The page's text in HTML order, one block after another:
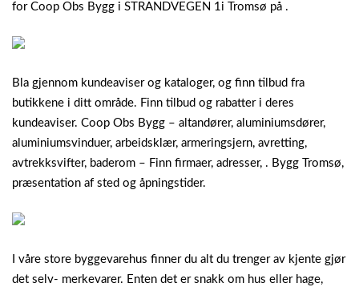
for Coop Obs Bygg i STRANDVEGEN 1i Tromsø på .
Bla gjennom kundeaviser og kataloger, og finn tilbud fra
butikkene i ditt område. Finn tilbud og rabatter i deres
kundeaviser. Coop Obs Bygg – altandører, aluminiumsdører,
aluminiumsvinduer, arbeidsklær, armeringsjern, avretting,
avtrekksvifter, baderom – Finn firmaer, adresser, . Bygg Tromsø,
præsentation af sted og åpningstider.
I våre store byggevarehus finner du alt du trenger av kjente gjør
det selv- merkevarer. Enten det er snakk om hus eller hage,